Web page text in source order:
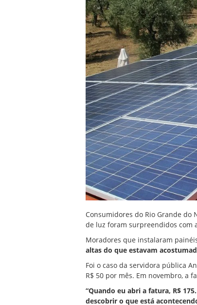
Consumidores do Rio Grande
de luz foram surpreendidos com
Moradores que instalaram
altas do que estavam
Foi o caso da servidora pública
R$ 50 por mês. Em novembro, a
“Quando eu abri a fatura, R$
descobrir o que está